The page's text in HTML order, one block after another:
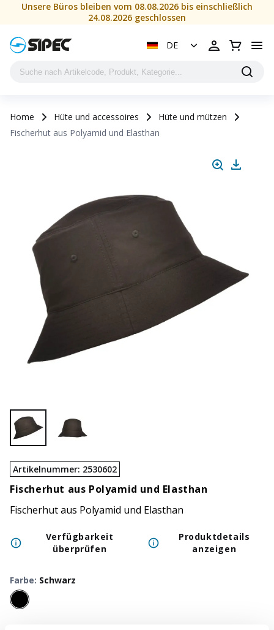
Unsere Büros bleiben vom 08.08.2026 bis einschließlich
24.08.2026 geschlossen
DE
Home Hüte und accessoires
Hüte und mützen
Fischerhut aus Polyamid und Elasthan
Artikelnummer: 2530602
Fischerhut aus Polyamid und Elasthan
Fischerhut aus Polyamid und Elasthan
Verfügbarkeit
überprüfen
Produktdetails
anzeigen
Farbe: Schwarz